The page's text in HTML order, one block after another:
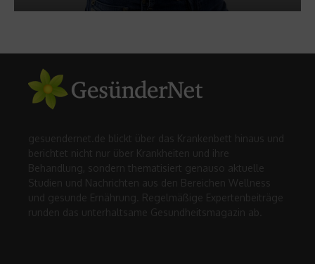
gesuendernet.de blickt über das Krankenbett hinaus und
berichtet nicht nur über Krankheiten und ihre
Behandlung, sondern thematisiert genauso aktuelle
Studien und Nachrichten aus den Bereichen Wellness
und gesunde Ernährung. Regelmäßige Expertenbeiträge
runden das unterhaltsame Gesundheitsmagazin ab.